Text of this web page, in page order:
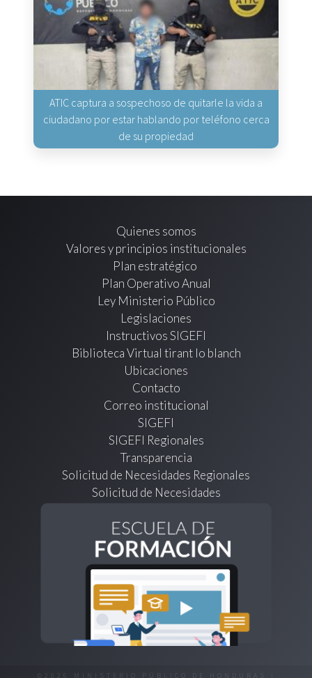
ATIC captura a sospechoso de quitarle la vida a
ciudadano por estar hablando por teléfono cerca
de su propiedad
Quienes somos
Valores y principios institucionales
Plan estratégico
Plan Operativo Anual
Ley Ministerio Público
Legislaciones
Instructivos SIGEFI
Biblioteca Virtual tirant lo blanch
Ubicaciones
Contacto
Correo institucional
SIGEFI
SIGEFI Regionales
Transparencia
Solicitud de Necesidades Regionales
Solicitud de Necesidades
©2026 MINISTERIO PÚBLICO DE HONDURAS |